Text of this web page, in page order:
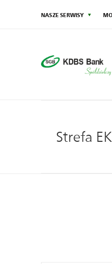
NASZE SERWISY
Strefa